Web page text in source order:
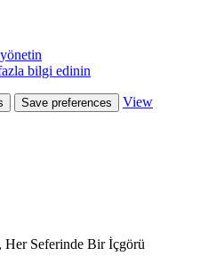
bilgi edinin
Save preferences
View
Her Seferinde Bir İçgörü